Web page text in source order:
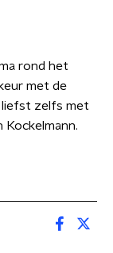
rond het
met de
zelfs met